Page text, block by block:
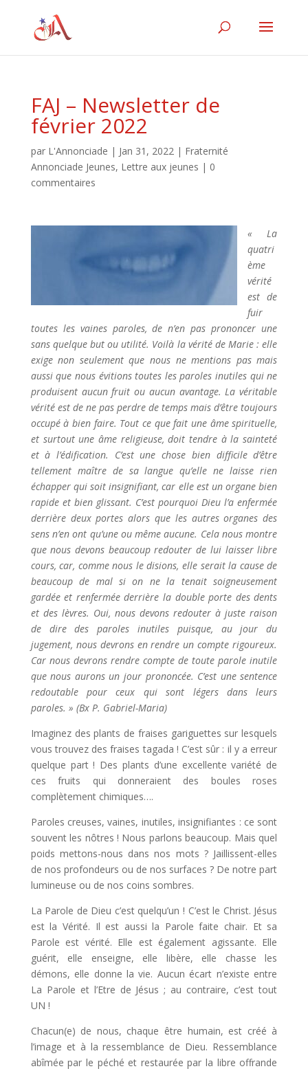
FAJ – Newsletter de
février 2022
par L'Annonciade | Jan 31, 2022| Fraternité
Annonciade Jeunes, Lettre aux jeunes | 0
commentaires
« La
quatri
ème
vérité
est de
fuir
toutes les vaines paroles, de n’en pas prononcer une
sans quelque but ou utilité. Voilà la vérité de Marie : elle
exige non seulement que nous ne mentions pas mais
aussi que nous évitions toutes les paroles inutiles qui ne
produisent aucun fruit ou aucun avantage. La véritable
vérité est de ne pas perdre de temps mais d’être toujours
occupé à bien faire. Tout ce que fait une âme spirituelle,
et surtout une âme religieuse, doit tendre à la sainteté
et à l’édification. C’est une chose bien difficile d’être
tellement maître de sa langue qu’elle ne laisse rien
échapper qui soit insignifiant, car elle est un organe bien
rapide et bien glissant. C’est pourquoi Dieu l’a enfermée
derrière deux portes alors que les autres organes des
sens n’en ont qu’une ou même aucune. Cela nous montre
que nous devons beaucoup redouter de lui laisser libre
cours, car, comme nous le disions, elle serait la cause de
beaucoup de mal si on ne la tenait soigneusement
gardée et renfermée derrière la double porte des dents
et des lèvres. Oui, nous devons redouter à juste raison
de dire des paroles inutiles puisque, au jour du
jugement, nous devrons en rendre un compte rigoureux.
Car nous devrons rendre compte de toute parole inutile
que nous aurons un jour prononcée. C’est une sentence
redoutable pour ceux qui sont légers dans leurs
paroles. » (Bx P. Gabriel-Maria)
Imaginez des plants de fraises gariguettes sur lesquels
vous trouvez des fraises tagada ! C’est sûr : il y a erreur
quelque part ! Des plants d’une excellente variété de
ces fruits qui donneraient des boules roses
complètement chimiques….
Paroles creuses, vaines, inutiles, insignifiantes : ce sont
souvent les nôtres ! Nous parlons beaucoup. Mais quel
poids mettons-nous dans nos mots ? Jaillissent-elles
de nos profondeurs ou de nos surfaces ? De notre part
lumineuse ou de nos coins sombres.
La Parole de Dieu c’est quelqu’un ! C’est le Christ. Jésus
est la Vérité. Il est aussi la Parole faite chair. Et sa
Parole est vérité. Elle est également agissante. Elle
guérit, elle enseigne, elle libère, elle chasse les
démons, elle donne la vie. Aucun écart n’existe entre
La Parole et l’Etre de Jésus ; au contraire, c’est tout
UN !
Chacun(e) de nous, chaque être humain, est créé à
l’image et à la ressemblance de Dieu. Ressemblance
abîmée par le péché et restaurée par la libre offrande